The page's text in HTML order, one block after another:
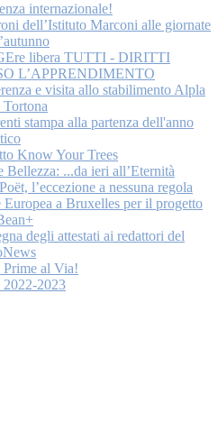
internazionale!
dell’Istituto Marconi alle giornate
libera TUTTI - DIRITTI
L’APPRENDIMENTO
e visita allo stabilimento Alpla
Tortona
stampa alla partenza dell'anno
Know Your Trees
Bellezza: ...da ieri all’Eternità
l’eccezione a nessuna regola
Europea a Bruxelles per il progetto
degli attestati ai redattori del
Prime al Via!
2023